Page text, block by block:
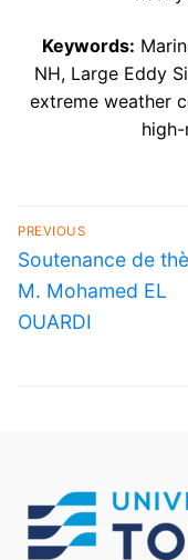
Keywords:
NH, Large Eddy
extreme weather
PREVIOUS
Soutenance de
M. Mohamed EL
OUARDI